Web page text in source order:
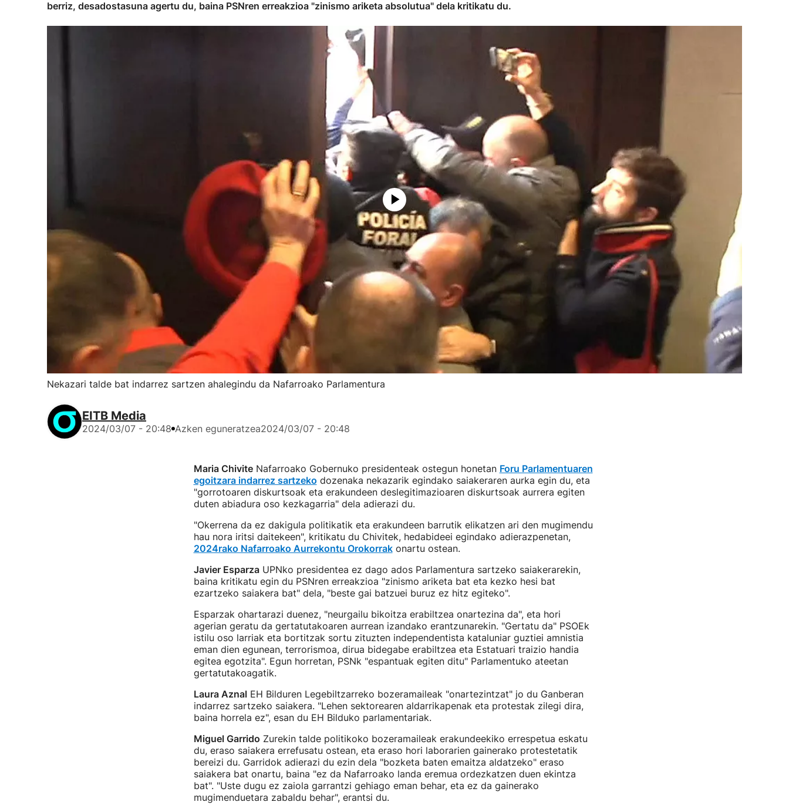
berriz, desadostasuna agertu du, baina PSNren erreakzioa "zinismo ariketa absolutua" dela kritikatu du.
Nekazari talde bat indarrez sartzen ahalegindu da Nafarroako Parlamentura
EITB Media
2024/03/07 - 20:48 Azken eguneratzea2024/03/07 - 20:48
Maria ChiviteNafarroako Gobernuko presidenteak ostegun honetan Foru Parlamentuaren
egoitzara indarrez sartzeko dozenaka nekazarik egindako saiakeraren aurka egin du, eta
"gorrotoaren diskurtsoak eta erakundeen deslegitimazioaren diskurtsoak aurrera egiten
duten abiadura oso kezkagarria" dela adierazi du.
"Okerrena da ez dakigula politikatik eta erakundeen barrutik elikatzen ari den mugimendu
hau nora iritsi daitekeen", kritikatu du Chivitek, hedabideei egindako adierazpenetan,
2024rako Nafarroako Aurrekontu Orokorrakonartu ostean.
Javier EsparzaUPNko presidentea ez dago ados Parlamentura sartzeko saiakerarekin,
baina kritikatu egin du PSNren erreakzioa "zinismo ariketa bat eta kezko hesi bat
ezartzeko saiakera bat" dela, "beste gai batzuei buruz ez hitz egiteko".
Esparzak ohartarazi duenez, "neurgailu bikoitza erabiltzea onartezina da", eta hori
agerian geratu da gertatutakoaren aurrean izandako erantzunarekin. "Gertatu da" PSOEk
istilu oso larriak eta bortitzak sortu zituzten independentista kataluniar guztiei amnistia
eman dien egunean, terrorismoa, dirua bidegabe erabiltzea eta Estatuari traizio handia
egitea egotzita". Egun horretan, PSNk "espantuak egiten ditu" Parlamentuko ateetan
gertatutakoagatik.
Laura AznalEH Bilduren Legebiltzarreko bozeramaileak "onartezintzat" jo du Ganberan
indarrez sartzeko saiakera. "Lehen sektorearen aldarrikapenak eta protestak zilegi dira,
baina horrela ez", esan du EH Bilduko parlamentariak.
Miguel Garrido Zurekin talde politikoko bozeramaileak erakundeekiko errespetua eskatu
du, eraso saiakera errefusatu ostean, eta eraso hori laborarien gainerako protestetatik
bereizi du. Garridok adierazi du ezin dela "bozketa baten emaitza aldatzeko" eraso
saiakera bat onartu, baina "ez da Nafarroako landa eremua ordezkatzen duen ekintza
bat". "Uste dugu ez zaiola garrantzi gehiago eman behar, eta ez da gainerako
mugimenduetara zabaldu behar", erantsi du.